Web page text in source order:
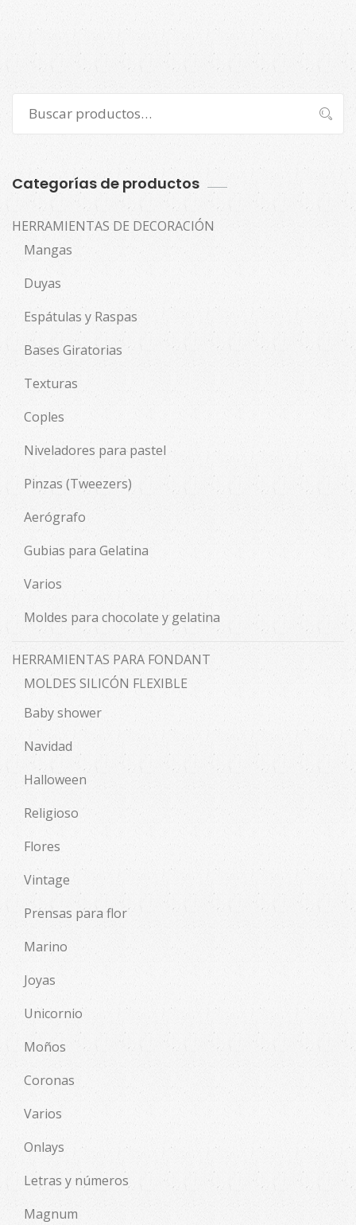
por:
Buscar
Categorías de productos
HERRAMIENTAS DE DECORACIÓN
Mangas
Duyas
Espátulas y Raspas
Bases Giratorias
Texturas
Coples
Niveladores para pastel
Pinzas (Tweezers)
Aerógrafo
Gubias para Gelatina
Varios
Moldes para chocolate y gelatina
HERRAMIENTAS PARA FONDANT
MOLDES SILICÓN FLEXIBLE
Baby shower
Navidad
Halloween
Religioso
Flores
Vintage
Prensas para flor
Marino
Joyas
Unicornio
Moños
Coronas
Varios
Onlays
Letras y números
Magnum